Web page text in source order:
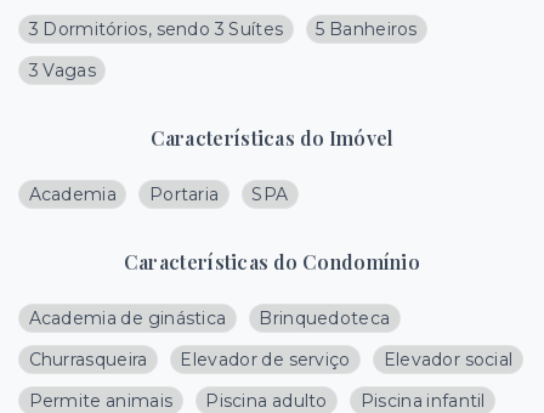
3 Dormitórios, sendo 3 Suítes
5 Banheiros
3 Vagas
Características do Imóvel
Academia Portaria SPA
Características do Condomínio
Academia de ginástica
Brinquedoteca
Churrasqueira
Elevador de serviço
Elevador social
Permite animais
Piscina adulto
Piscina infantil